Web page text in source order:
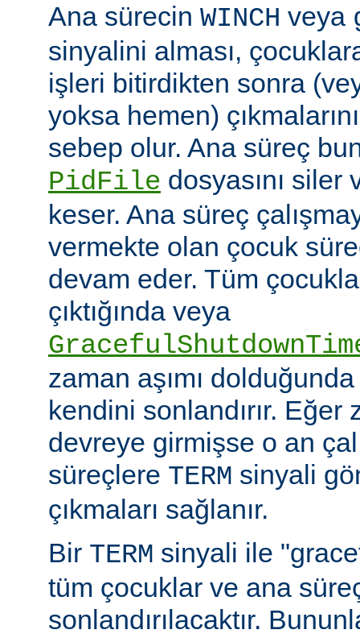
Ana sürecin WINCH veya
sinyalini alması,
işleri bitirdikten sonra
yoksa hemen)
sebep olur. Ana süreç
PidFile dosyasını
keser. Ana süreç
vermekte olan çocuk
devam eder. Tüm
çıktığında veya
zaman aşımı
kendini sonlandırır. Eğer
devreye girmişse o an
süreçlere TERM sinyali
çıkmaları sağlanır.
Bir TERM sinyali ile
tüm çocuklar ve ana
sonlandırılacaktır.